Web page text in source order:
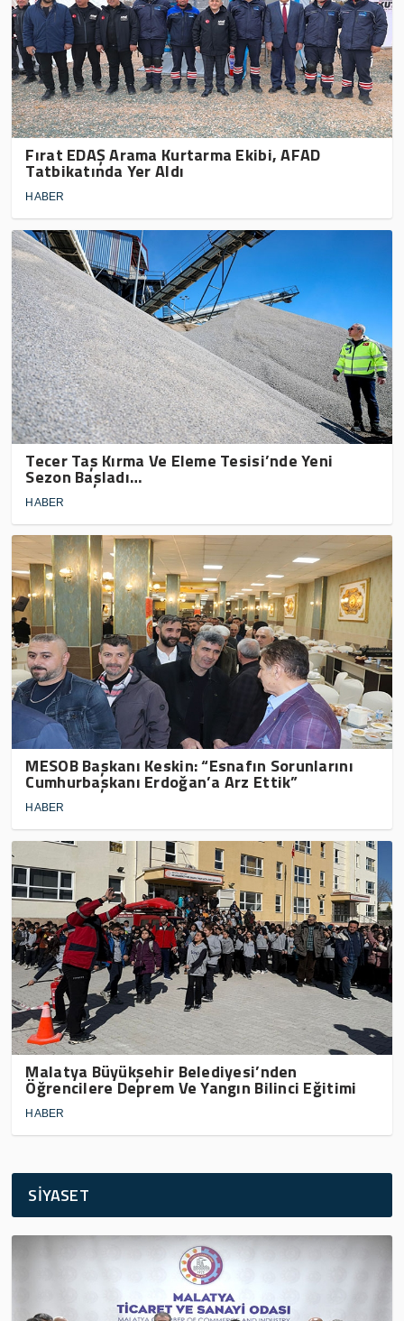
Fırat EDAŞ Arama Kurtarma Ekibi, AFAD
Tatbikatında Yer Aldı
HABER
Tecer Taş Kırma Ve Eleme Tesisi’nde Yeni
Sezon Başladı…
HABER
MESOB Başkanı Keskin: “Esnafın Sorunlarını
Cumhurbaşkanı Erdoğan’a Arz Ettik”
HABER
Malatya Büyükşehir Belediyesi’nden
Öğrencilere Deprem Ve Yangın Bilinci Eğitimi
HABER
SİYASET